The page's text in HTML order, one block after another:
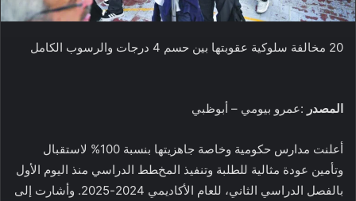
20 مخالفة سلوكية عقوبتها بين حسم 4 درجات والرسوب الكامل
المصدر :عمرو بيومي – أبوظبي
أعلنت مدارس حكومية وخاصة جاهزيتها بنسبة 100% لاستقبال
وتأمين عودة مثالية للطلبة وتنفيذ المخطط الدراسي منذ اليوم الأول
بالفصل الدراسي الثاني، للعام الأكاديمي 2024-2025. وأشارت إلى